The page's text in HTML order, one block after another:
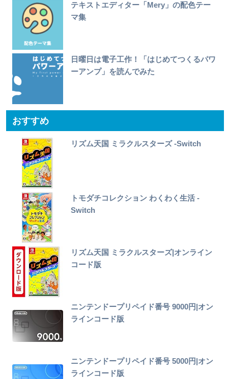
テキストエディター「Mery」の配色テー
マ集
日曜日は電子工作！「はじめてつくるパワ
ーアンプ」を読んでみた
おすすめ
リズム天国 ミラクルスターズ -Switch
トモダチコレクション わくわく生活 -
Switch
リズム天国 ミラクルスターズ|オンライン
コード版
ニンテンドープリペイド番号 9000円|オン
ラインコード版
ニンテンドープリペイド番号 5000円|オン
ラインコード版